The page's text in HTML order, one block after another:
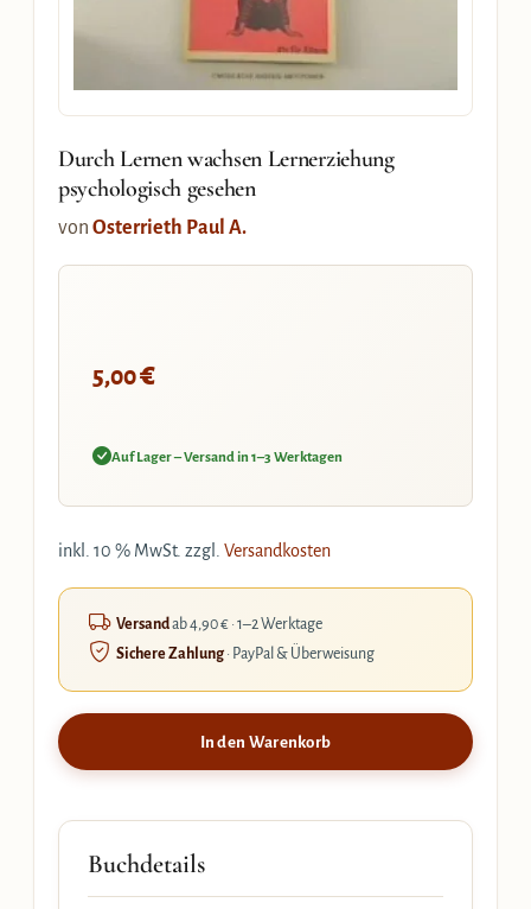
Durch Lernen wachsen Lernerziehung
psychologisch gesehen
von Osterrieth Paul A.
5,00€
Auf Lager – Versand in 1–3 Werktagen
inkl. 10 % MwSt. zzgl. Versandkosten
Versandab 4,90 € · 1–2 Werktage
Sichere Zahlung· PayPal & Überweisung
In den Warenkorb
Buchdetails